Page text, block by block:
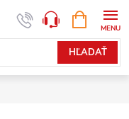
HĽADAŤ
KOŠÍK